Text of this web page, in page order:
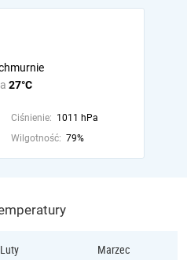
27°C
Ciśnienie: 1011 hPa
Wilgotność: 79%
Luty Marzec